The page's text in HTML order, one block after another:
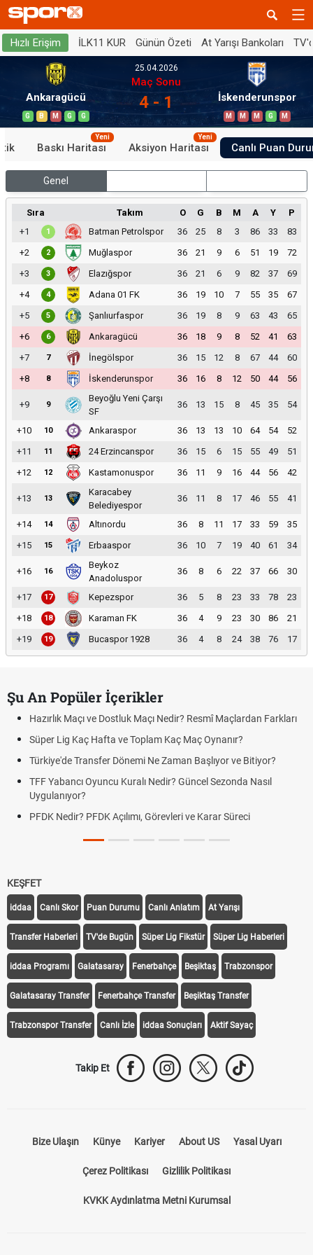
Hızlı Erişim İLK11 KUR Günün Özeti At Yarışı Bankoları
Ankaragücü
G B M G G
25.04.2026
Maç Sonu
4 - 1 İskenderunspor
M M M G M
Baskı Haritası
Yeni
Aksiyon Haritası
Yeni
Canlı Puan
Genel
Sıra Takım O G B M A Y
P
+1
1 Batman Petrolspor 36 25 8 3 86 33
83
+2
2 Muğlaspor 36 21 9 6 51 19
72
+3
3 Elazığspor 36 21 6 9 82 37
69
+4
4 Adana 01 FK 36 19 10 7 55 35
67
+5
5 Şanlıurfaspor 36 19 8 9 63 43
65
+6
6 Ankaragücü 36 18 9 8 52 41
63
+7
7 İnegölspor 36 15 12 8 67 44
60
+8
8 İskenderunspor 36 16 8 12 50 44 56
+9 9
Beyoğlu Yeni Çarşı
SF
36 13 15 8 45 35 54
+10 10 Ankaraspor 36 13 13 10 64 54
52
+11
11 24 Erzincanspor 36 15 6 15 55 49
51
+12
12 Kastamonuspor 36 11 9 16 44 56 42
+13 13
Karacabey
Belediyespor
36 11 8 17 46 55 41
+14 14 Altınordu 36 8 11 17 33 59
35
+15
15 Erbaaspor 36 10 7 19 40 61 34
+16 16
Beykoz
Anadoluspor
36 8 6 22 37 66 30
+17 17 Kepezspor 36 5 8 23 33 78
23
+18
18 Karaman FK 36 4 9 23 30 86
21
+19
19 Bucaspor 1928 36 4 8 24 38 76 17
Şu An Popüler İçerikler
Hazırlık Maçı ve Dostluk Maçı Nedir? Resmî Maçlardan Farkları
Süper Lig Kaç Hafta ve Toplam Kaç Maç Oynanır?
Türkiye'de Transfer Dönemi Ne Zaman Başlıyor ve Bitiyor?
TFF Yabancı Oyuncu Kuralı Nedir? Güncel Sezonda Nasıl
Uygulanıyor?
PFDK Nedir? PFDK Açılımı, Görevleri ve Karar Süreci
KEŞFET
iddaa Canlı Skor Puan Durumu Canlı Anlatım At Yarışı
Transfer Haberleri TV'de Bugün Süper Lig Fikstür Süper Lig Haberleri
iddaa Programı Galatasaray Fenerbahçe Beşiktaş Trabzonspor
Galatasaray Transfer Fenerbahçe Transfer Beşiktaş Transfer
Trabzonspor Transfer Canlı İzle iddaa Sonuçları Aktif Sayaç
Takip Et
Bize Ulaşın Künye Kariyer About US Yasal Uyarı
Çerez Politikası Gizlilik Politikası
KVKK Aydınlatma Metni Kurumsal